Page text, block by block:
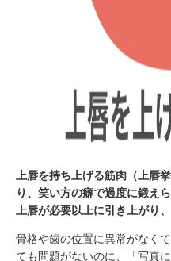
上唇を持ち上げる筋肉（上唇
り、笑い方の癖で過度に鍛え
上唇が必要以上に引き上がり
骨格や歯の位置に異常がなく
ても問題がないのに、「写真